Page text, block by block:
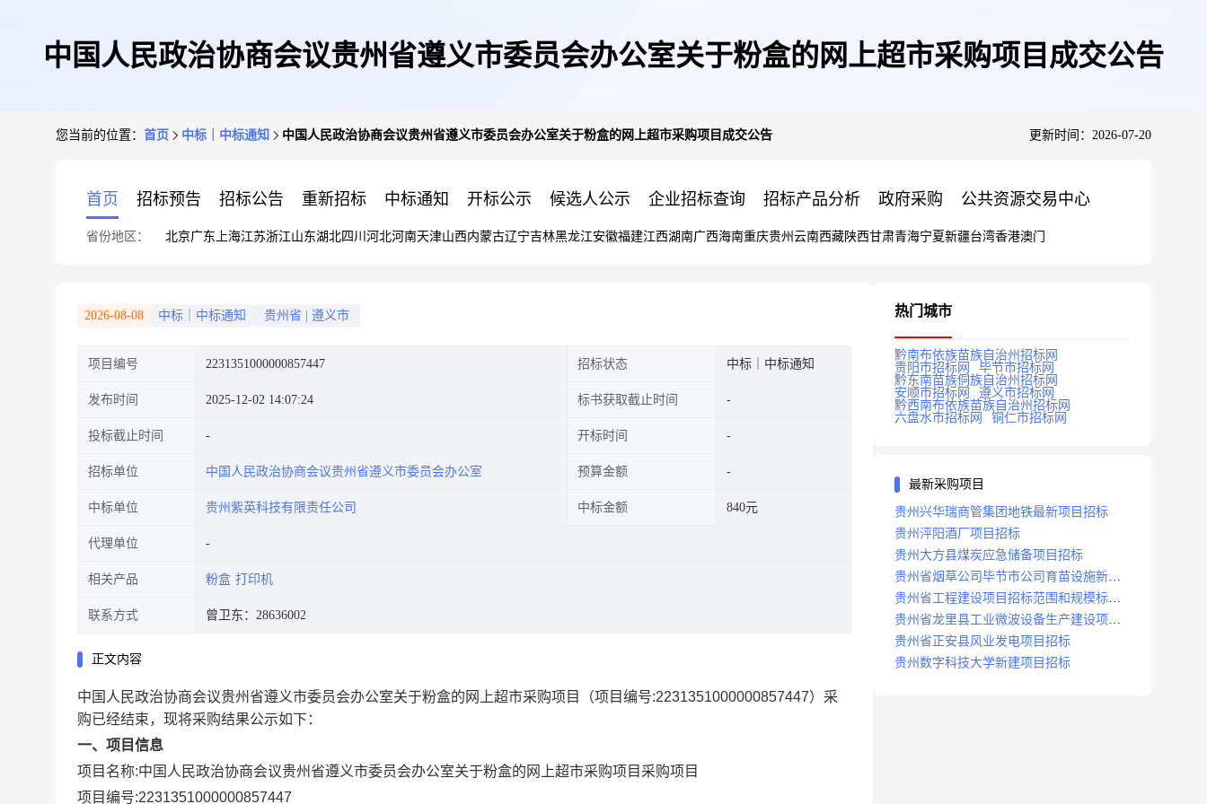
中国人民政治协商会议贵州省遵义市委员会办公室关于粉盒的网上超市采购项目成交公告
您当前的位置： 首页 中标｜中标通知 中国人民政治协商会议贵州省遵义市委员会办公室关于粉盒的网上超市采购项目成交公告 更新时间：2026-07-20
首页 招标预告 招标公告 重新招标 中标通知 开标公示 候选人公示 企业招标查询 招标产品分析 政府采购 公共资源交易中心
省份地区： 北京广东 上海江苏浙江山东湖北四川 河北河南天津山西内蒙古辽宁吉林黑龙江安徽福建江西湖南广西海南重庆贵州 云南西藏陕西甘肃青海宁夏新疆台湾香港澳门
2026-08-08 中标｜中标通知 贵州省 遵义市
项目编号 2231351000000857447 招标状态 中标｜中标通知
发布时间 2025-12-02 14:07:24 标书获取截止时间
投标截止时间 开标时间
招标单位 中国人民政治协商会议贵州省遵义市委员会办公室 预算金额
中标单位 贵州紫英科技有限责任公司 中标金额 840元
代理单位
相关产品 粉盒 打印机
联系方式 曾卫东：28636002
正文内容
中国人民政治协商会议贵州省遵义市委员会办公室关于粉盒的网上超市采购项目 （项目编号:2231351000000857447）采
购已经结束，现将采购结果公示如下：
一、项目信息
项目名称:中国人民政治协商会议贵州省遵义市委员会办公室关于粉盒的网上超市采购项目 采购项目
项目编号:2231351000000857447
热门城市
黔南布依族苗族自治州招标网
贵阳市招标网
毕节市招标网
黔东南苗族侗族自治州招标网
安顺市招标网
遵义市招标网
黔西南布依族苗族自治州招标网
六盘水市招标网
铜仁市招标网
最新采购项目
贵州兴华瑞商管集团地铁最新项目招标
贵州泙阳酒厂项目招标
贵州大方县煤炭应急储备项目招标
贵州省烟草公司毕节市公司育苗设施新建
及修复项目招标公告
贵州省工程建设项目招标范围和规模标准
规定
贵州省龙里县工业微波设备生产建设项目
招标
贵州省正安县风业发电项目招标
贵州数字科技大学新建项目招标